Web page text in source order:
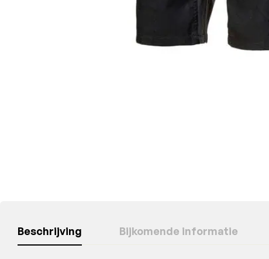
Beschrijving Bijkomende informatie